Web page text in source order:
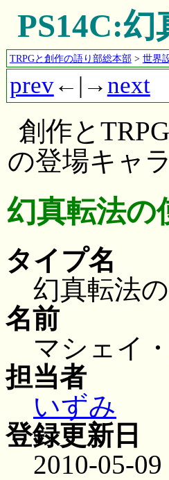
PS14C:
TRPGと創作の語り部総本部> 世界
prev←|→next
創作と
の登場キャ
幻真転法の
タイプ名
幻真転法
名前
マシェイ
担当者
いずみ
登録更新日
2010-05-09